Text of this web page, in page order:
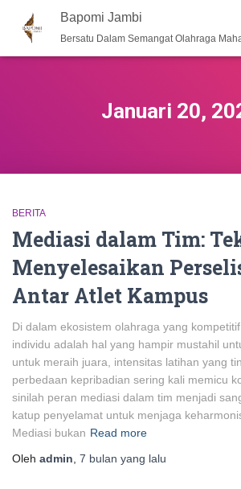
Bapomi Jambi
Bersatu Dalam Semangat Olahraga
Januari 20,
BERITA
Mediasi dalam Tim:
Menyelesaikan
Antar Atlet Kampus
Di dalam ekosistem olahraga yang
individu adalah hal yang hampir mustahil
untuk meraih juara, intensitas latihan yang
perbedaan kepribadian sering kali memicu
sinilah peran mediasi dalam tim menjadi
katup penyelamat untuk menjaga
Mediasi bukan Read more
Oleh admin 7 bulan yang lalu